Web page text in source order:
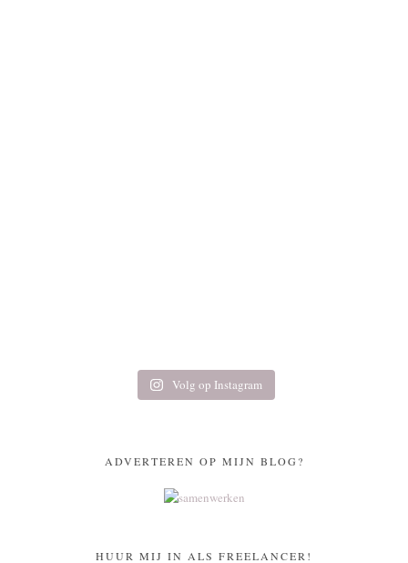
Volg op Instagram
ADVERTEREN OP MIJN BLOG?
HUUR MIJ IN ALS FREELANCER!